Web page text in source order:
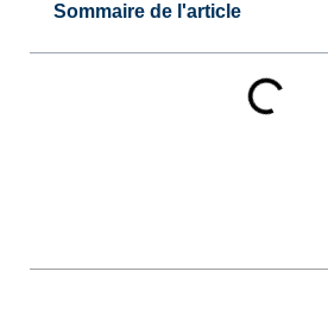
Sommaire de l'article